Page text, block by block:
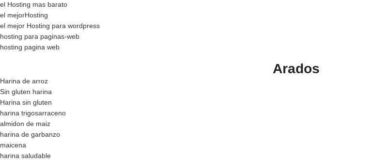
el Hosting mas barato
el mejorHosting
el mejor Hosting para wordpress
hosting para paginas-web
hosting pagina web
Arados
Harina de arroz
Sin gluten harina
Harina sin gluten
harina trigosarraceno
almidon de maiz
harina de garbanzo
maicena
harina saludable